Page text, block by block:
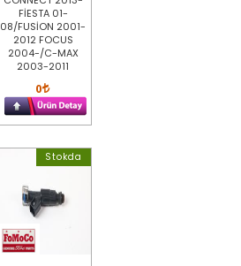
FİESTA 01-
08/FUSİON 2001-
2012 FOCUS
2004-/C-MAX
2003-2011
0
Stokda